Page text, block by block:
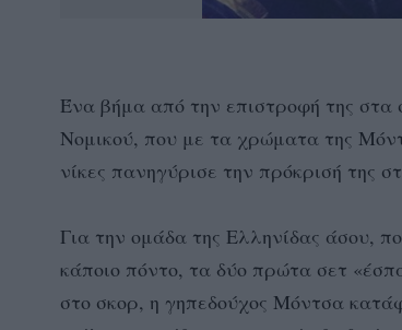
Ένα βήμα από την επιστροφή της στα
Νομικού, που με τα χρώματα της
νίκες πανηγύρισε την πρόκρισή της
Για την ομάδα της Ελληνίδας άσου,
κάποιο πόντο, τα δύο πρώτα σετ
στο σκορ, η γηπεδούχος Μόντσα